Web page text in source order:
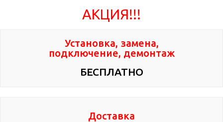
АКЦИЯ!!!
Установка, замена,
подключение, демонтаж
БЕСПЛАТНО
Доставка